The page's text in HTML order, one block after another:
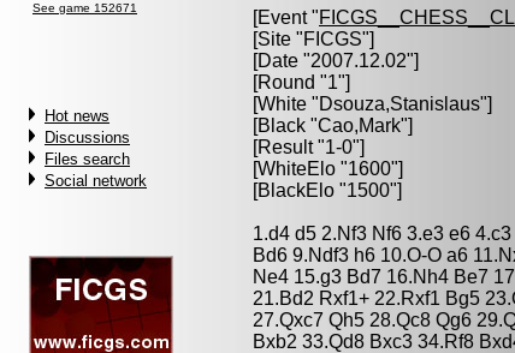
See game 152671
Hot news
Discussions
Files search
Social network
[Event "
[Site "FICGS"]
[Date "2007.12.02"]
[Round "1"]
[White "Dsouza,Stanislaus"]
[Black "Cao,Mark"]
[Result "1-0"]
[WhiteElo "1600"]
[BlackElo "1500"]
1.d4 d5 2.Nf3 Nf6 3.e3 e6
Bd6 9.Ndf3 h6 10.O-O a6
Ne4 15.g3 Bd7 16.Nh4 Be7
21.Bd2 Rxf1+ 22.Rxf1 Bg5
27.Qxc7 Qh5 28.Qc8 Qg6
Bxb2 33.Qd8 Bxc3 34.Rf8